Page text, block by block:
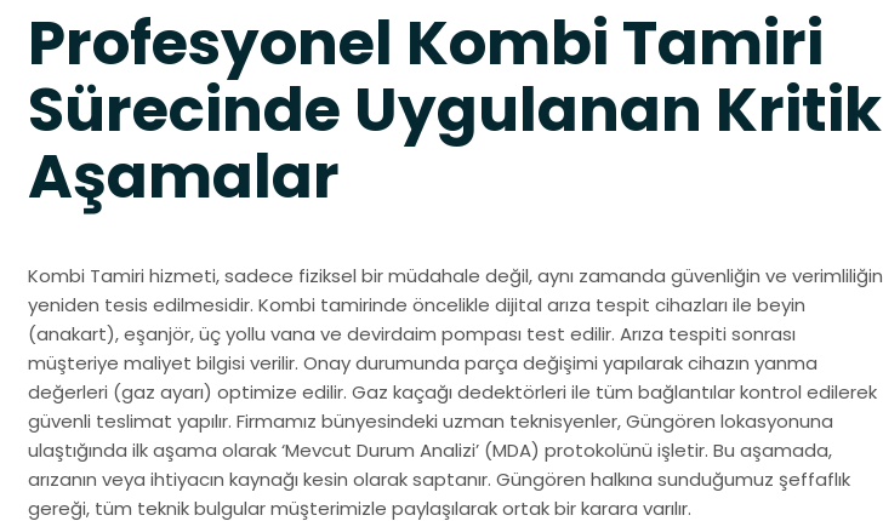
Profesyonel Kombi Tamiri
Sürecinde Uygulanan Kritik
Aşamalar
Kombi Tamiri hizmeti, sadece fiziksel bir müdahale değil, aynı zamanda güvenliğin ve verimliliğin
yeniden tesis edilmesidir. Kombi tamirinde öncelikle dijital arıza tespit cihazları ile beyin
(anakart), eşanjör, üç yollu vana ve devirdaim pompası test edilir. Arıza tespiti sonrası
müşteriye maliyet bilgisi verilir. Onay durumunda parça değişimi yapılarak cihazın yanma
değerleri (gaz ayarı) optimize edilir. Gaz kaçağı dedektörleri ile tüm bağlantılar kontrol edilerek
güvenli teslimat yapılır. Firmamız bünyesindeki uzman teknisyenler, Güngören lokasyonuna
ulaştığında ilk aşama olarak ‘Mevcut Durum Analizi’ (MDA) protokolünü işletir. Bu aşamada,
arızanın veya ihtiyacın kaynağı kesin olarak saptanır. Güngören halkına sunduğumuz şeffaflık
gereği, tüm teknik bulgular müşterimizle paylaşılarak ortak bir karara varılır.